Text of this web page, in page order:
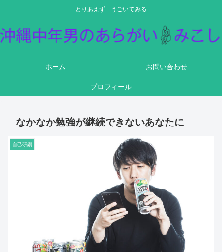
とりあえず うごいてみる
ホーム
お問い合わせ
プロフィール
なかなか勉強が継続できないあなたに
自己研鑽